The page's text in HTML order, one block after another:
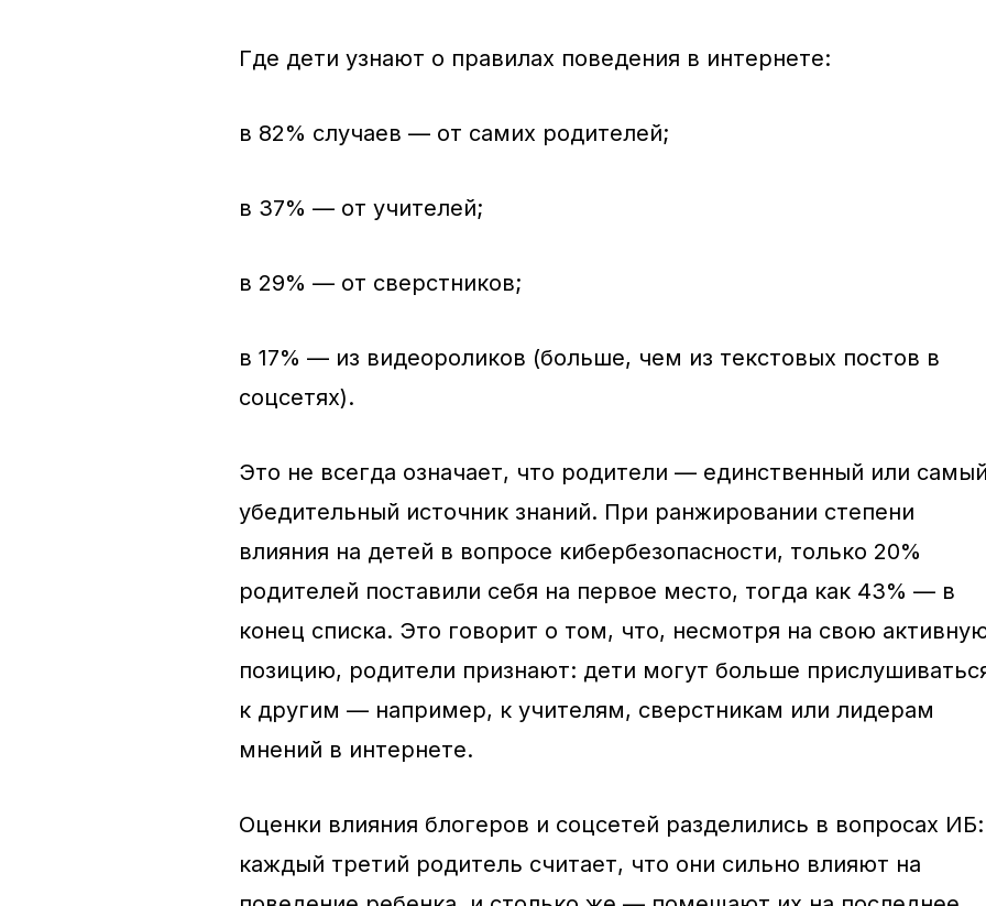
Где дети узнают о правилах поведения в интернете:
в 82% случаев — от самих родителей;
в 37% — от учителей;
в 29% — от сверстников;
в 17% — из видеороликов (больше, чем из текстовых постов в
соцсетях).
Это не всегда означает, что родители — единственный или
убедительный источник знаний. При ранжировании степени
влияния на детей в вопросе кибербезопасности, только 20%
родителей поставили себя на первое место, тогда как 43% — в
конец списка. Это говорит о том, что, несмотря на свою
позицию, родители признают: дети могут больше
к другим — например, к учителям, сверстникам или лидерам
мнений в интернете.
Оценки влияния блогеров и соцсетей разделились в вопросах ИБ:
каждый третий родитель считает, что они сильно влияют на